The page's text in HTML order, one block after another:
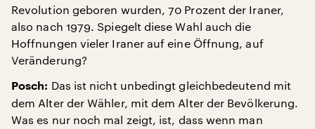
Revolution geboren wurden, 70 Prozent der Iraner,
also nach 1979. Spiegelt diese Wahl auch die
Hoffnungen vieler Iraner auf eine Öffnung, auf
Veränderung?
Posch: Das ist nicht unbedingt gleichbedeutend mit
dem Alter der Wähler, mit dem Alter der Bevölkerung.
Was es nur noch mal zeigt, ist, dass wenn man